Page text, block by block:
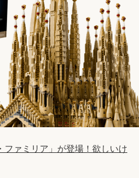
ファミリア」が登場！欲しいけ